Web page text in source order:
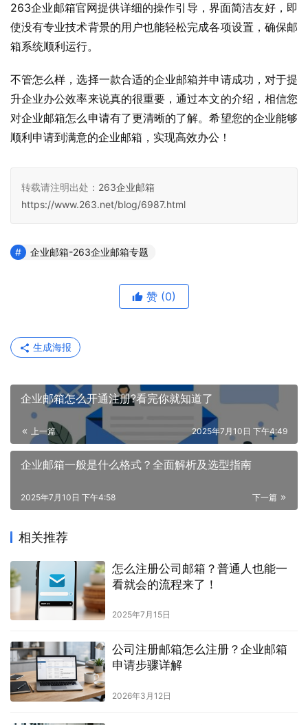
263企业邮箱官网提供详细的操作引导，界面简洁友好，即
使没有专业技术背景的用户也能轻松完成各项设置，确保邮
箱系统顺利运行。
不管怎么样，选择一款合适的企业邮箱并申请成功，对于提
升企业办公效率来说真的很重要，通过本文的介绍，相信您
对企业邮箱怎么申请有了更清晰的了解。希望您的企业能够
顺利申请到满意的企业邮箱，实现高效办公！
转载请注明出处： 263企业邮箱
https://www.263.net/blog/6987.html
企业邮箱-263企业邮箱专题
赞 (0)
生成海报
企业邮箱怎么开通注册?看完你就知道了
上一篇 2025年7月10日 下午4:49
企业邮箱一般是什么格式？全面解析及选型指南
下一篇
2025年7月10日 下午4:58
相关推荐
怎么注册公司邮箱？普通人也能一
看就会的流程来了！
2025年7月15日
公司注册邮箱怎么注册？企业邮箱
申请步骤详解
2026年3月12日